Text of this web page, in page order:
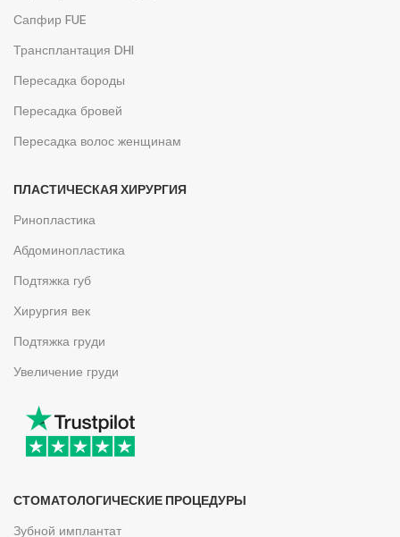
Сапфир FUE
Трансплантация DHI
Пересадка бороды
Пересадка бровей
Пересадка волос женщинам
ПЛАСТИЧЕСКАЯ ХИРУРГИЯ
Ринопластика
Абдоминопластика
Подтяжка губ
Хирургия век
Подтяжка груди
Увеличение груди
СТОМАТОЛОГИЧЕСКИЕ ПРОЦЕДУРЫ
Зубной имплантат